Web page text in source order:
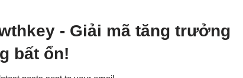
- Giải mã tăng trưởng
bất ổn!